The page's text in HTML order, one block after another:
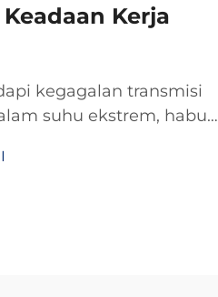
Kerja
kegagalan transmisi
suhu ekstrem, habuk,
tahun menghasilkan